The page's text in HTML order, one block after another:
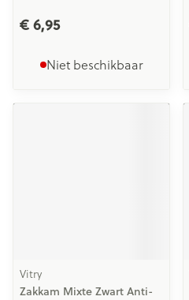
€ 6,95
Niet beschikbaar
Vitry
Zakkam Mixte Zwart Anti-